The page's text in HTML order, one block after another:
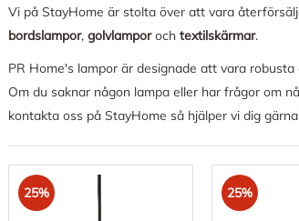
Vi på StayHome är stolta över att vara
bordslampor,golvlampor ochtextilskärmar.
PR Home's lampor är designade att vara
Om du saknar någon lampa eller har frågor om
kontakta oss på StayHome så hjälper vi dig
25% 25%